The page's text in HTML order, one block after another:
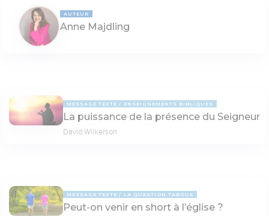
AUTEUR
Anne Majdling
MESSAGE TEXTE ENSEIGNEMENTS BIBLIQUES
La puissance de la présence du Seigneur
David Wilkerson
MESSAGE TEXTE LA QUESTION TABOUE
Peut-on venir en short à l’église ?